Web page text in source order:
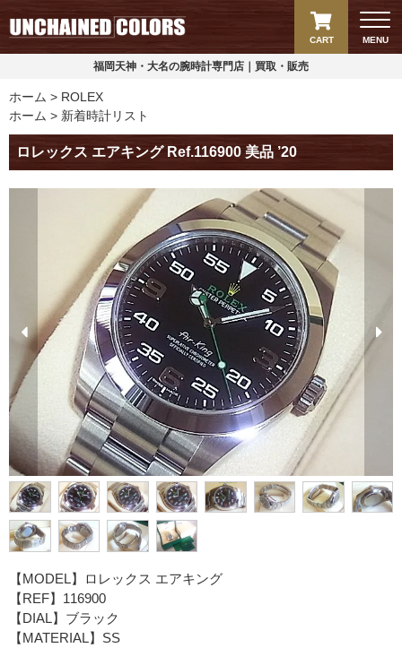
MENU
CART
福岡天神・大名の腕時計専門店｜買取・販売
ホーム
ROLEX
ホーム
新着時計リスト
ロレックス エアキング Ref.116900 美品 ’20
【MODEL】ロレックス エアキング
【REF】116900
【DIAL】ブラック
【MATERIAL】SS